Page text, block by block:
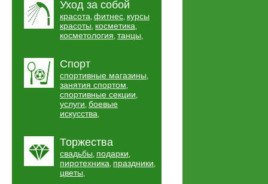
Уход за собой
красота, фитнес, курсы
красоты, косметика,
косметология, танцы,
Спорт
спортивные магазины,
занятия спортом,
спортивные секции,
услуги, боевые
искусства,
Торжества
свадьбы, подарки,
пиротехника, праздники,
цветы,